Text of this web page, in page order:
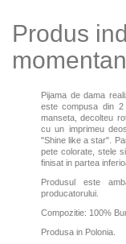
Produs
Pijama de dama
este compusa din
manseta, decolteu
cu un imprimeu
"Shine like a star".
pete colorate, stele
finisat in partea
Produsul este
producatorului.
Compozitie: 100%
Produsa in Polonia.